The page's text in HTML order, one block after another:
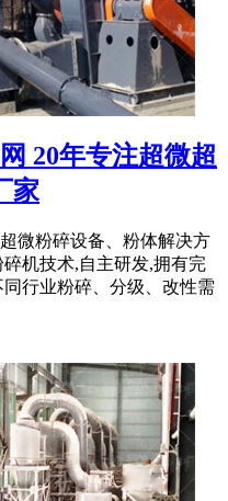
20年专注超微超
家
微粉碎设备、粉体解决方
机技术,自主研发,拥有完
行业粉碎、分级、改性需